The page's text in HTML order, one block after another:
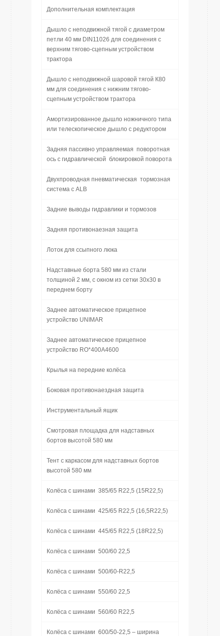
Дополнительная комплектация
Дышло с неподвижной тягой с диаметром
петли 40 мм DIN11026 для соединения с
верхним тягово-сцепным устройством
трактора
Дышло с неподвижной шаровой тягой К80
мм для соединения с нижним тягово-
сцепным устройством трактора
Амортизированное дышло ножничного типа
или телескопическое дышло с редуктором
Задняя пассивно управляемая поворотная
ось с гидравлической блокировкой поворота
Двухпроводная пневматическая тормозная
система с ALB
Задние выводы гидравлики и тормозов
Задняя противонаезная защита
Лоток для ссыпного люка
Надставные борта 580 мм из стали
толщиной 2 мм, с окном из сетки 30х30 в
переднем борту
Заднее автоматическое прицепное
устройство UNIMAR
Заднее автоматическое прицепное
устройство RO*400A4600
Крылья на передние колёса
Боковая противонаездная защита
Инструментальный ящик
Смотровая площадка для надставных
бортов высотой 580 мм
Тент с каркасом для надставных бортов
высотой 580 мм
Колёса с шинами 385/65 R22,5 (15R22,5)
Колёса с шинами 425/65 R22,5 (16,5R22,5)
Колёса с шинами 445/65 R22,5 (18R22,5)
Колёса с шинами 500/60 22,5
Колёса с шинами 500/60-R22,5
Колёса с шинами 550/60 22,5
Колёса с шинами 560/60 R22,5
Колёса с шинами 600/50-22,5 – ширина